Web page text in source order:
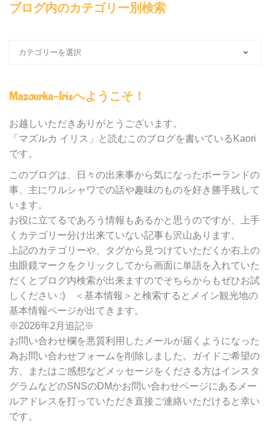
ブログ内のカテゴリー別検索
の
テ
ゴ
ー
別
検
索
Mazourka-Irisへようこそ！
お越しいただきありがとうございます。
「マズルカ イリス」と読むこのブログを書いているKaori
です。
このブログは、日々の出来事から気になったポーランドの
事、主にワルシャワでの話や趣味のものを好き勝手残して
います。
お役に立てるであろう情報もあるかと思うのですが、上手
くカテゴリー分け出来ていない記事も沢山あります。
上記のカテゴリーや、タグから見つけていただくか右上の
虫眼鏡マークをクリックしてから画面に単語を入れていた
だくとブログ内検索が出来ますのでそちらからもぜひお試
しください :) ＜基本情報＞と検索するとメイン観光地の
基本情報ページが出てきます。
※2026年2月追記※
お問い合わせ欄を悪質利用したメールが届くようになった
為お問い合わせフォームを削除しました。ガイドご希望の
方、またはご感想などメッセージをくださる方はインスタ
グラムなどのSNSのDMかお問い合わせページにあるメー
ルアドレスを打っていただき直接ご連絡いただけると幸い
です。